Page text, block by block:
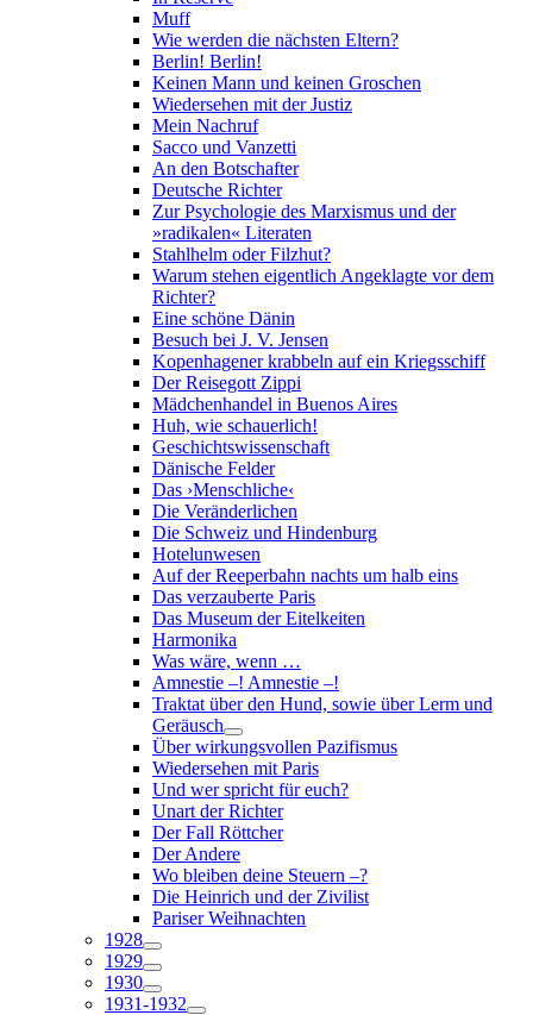
Muff
Wie werden die nächsten Eltern?
Berlin! Berlin!
Keinen Mann und keinen Groschen
Wiedersehen mit der Justiz
Mein Nachruf
Sacco und Vanzetti
An den Botschafter
Deutsche Richter
Zur Psychologie des Marxismus und der
»radikalen« Literaten
Stahlhelm oder Filzhut?
Warum stehen eigentlich Angeklagte vor dem
Richter?
Eine schöne Dänin
Besuch bei J. V. Jensen
Kopenhagener krabbeln auf ein Kriegsschiff
Der Reisegott Zippi
Mädchenhandel in Buenos Aires
Huh, wie schauerlich!
Geschichtswissenschaft
Dänische Felder
Das ›Menschliche‹
Die Veränderlichen
Die Schweiz und Hindenburg
Hotelunwesen
Auf der Reeperbahn nachts um halb eins
Das verzauberte Paris
Das Museum der Eitelkeiten
Harmonika
Was wäre, wenn …
Amnestie –! Amnestie –!
Traktat über den Hund, sowie über Lerm und
Geräusch
Über wirkungsvollen Pazifismus
Wiedersehen mit Paris
Und wer spricht für euch?
Unart der Richter
Der Fall Röttcher
Der Andere
Wo bleiben deine Steuern –?
Die Heinrich und der Zivilist
Pariser Weihnachten
1928
1929
1930
1931-1932